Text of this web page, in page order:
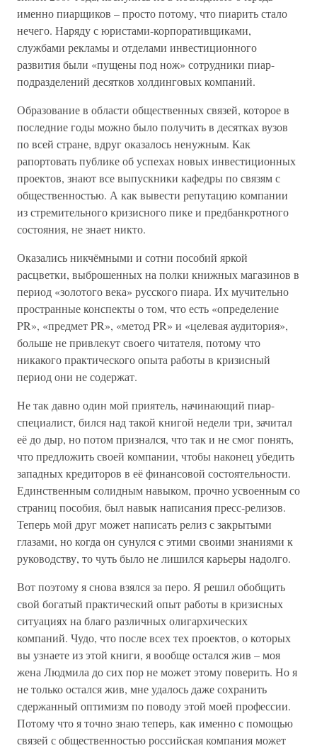
именно пиарщиков – просто потому, что пиарить стало
нечего. Наряду с юристами-корпоративщиками,
службами рекламы и отделами инвестиционного
развития были «пущены под нож» сотрудники пиар-
подразделений десятков холдинговых компаний.
Образование в области общественных связей, которое в
последние годы можно было получить в десятках вузов
по всей стране, вдруг оказалось ненужным. Как
рапортовать публике об успехах новых инвестиционных
проектов, знают все выпускники кафедры по связям с
общественностью. А как вывести репутацию компании
из стремительного кризисного пике и предбанкротного
состояния, не знает никто.
Оказались никчёмными и сотни пособий яркой
расцветки, выброшенных на полки книжных магазинов в
период «золотого века» русского пиара. Их мучительно
пространные конспекты о том, что есть «определение
PR», «предмет PR», «метод PR» и «целевая аудитория»,
больше не привлекут своего читателя, потому что
никакого практического опыта работы в кризисный
период они не содержат.
Не так давно один мой приятель, начинающий пиар-
специалист, бился над такой книгой недели три, зачитал
её до дыр, но потом признался, что так и не смог понять,
что предложить своей компании, чтобы наконец убедить
западных кредиторов в её финансовой состоятельности.
Единственным солидным навыком, прочно усвоенным со
страниц пособия, был навык написания пресс-релизов.
Теперь мой друг может написать релиз с закрытыми
глазами, но когда он сунулся с этими своими знаниями к
руководству, то чуть было не лишился карьеры надолго.
Вот поэтому я снова взялся за перо. Я решил обобщить
свой богатый практический опыт работы в кризисных
ситуациях на благо различных олигархических
компаний. Чудо, что после всех тех проектов, о которых
вы узнаете из этой книги, я вообще остался жив – моя
жена Людмила до сих пор не может этому поверить. Но я
не только остался жив, мне удалось даже сохранить
сдержанный оптимизм по поводу этой моей профессии.
Потому что я точно знаю теперь, как именно с помощью
связей с общественностью российская компания может